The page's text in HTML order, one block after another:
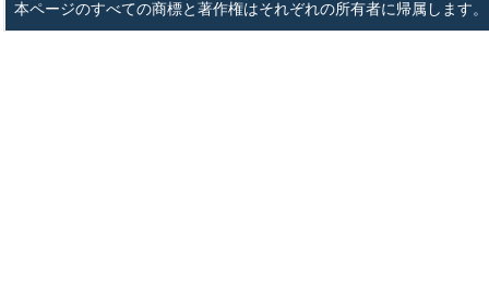
本ページのすべての商標と著作権はそれぞれの所有者に帰属します。